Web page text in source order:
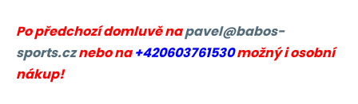
Po předchozí domluvě napavel@babos-
sports.cznebo na+420603761530možný i osobní
nákup!
Kč